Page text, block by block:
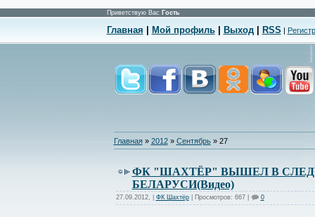
Приветствую Вас Гость
Главная Мой профиль| Выход| RSS |
Главная» 2012 » Сентябрь » 27
ФК "ШАХТЁР" ВЫШЕЛ В
БЕЛАРУСИ(Видео)
27.09.2012, ФК Шахтёр| Просмотров: 667 | 0